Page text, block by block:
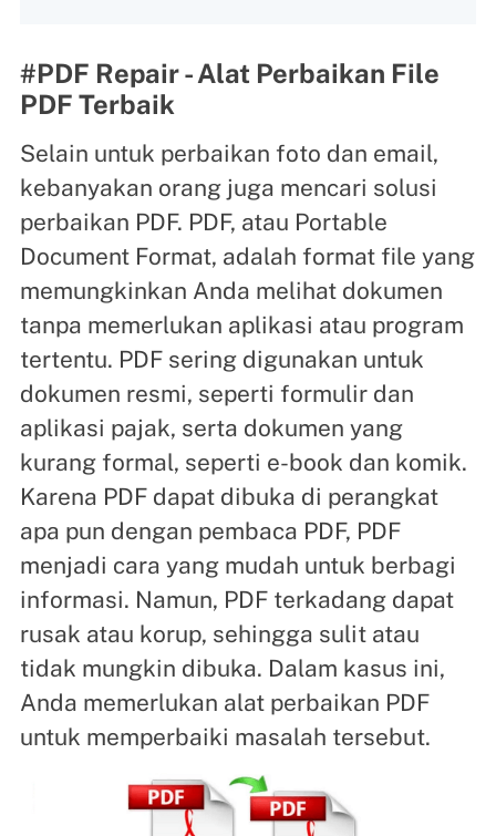
#PDF Repair - Alat Perbaikan File
PDF Terbaik
Selain untuk perbaikan foto dan email,
kebanyakan orang juga mencari solusi
perbaikan PDF. PDF, atau Portable
Document Format, adalah format file yang
memungkinkan Anda melihat dokumen
tanpa memerlukan aplikasi atau program
tertentu. PDF sering digunakan untuk
dokumen resmi, seperti formulir dan
aplikasi pajak, serta dokumen yang
kurang formal, seperti e-book dan komik.
Karena PDF dapat dibuka di perangkat
apa pun dengan pembaca PDF, PDF
menjadi cara yang mudah untuk berbagi
informasi. Namun, PDF terkadang dapat
rusak atau korup, sehingga sulit atau
tidak mungkin dibuka. Dalam kasus ini,
Anda memerlukan alat perbaikan PDF
untuk memperbaiki masalah tersebut.